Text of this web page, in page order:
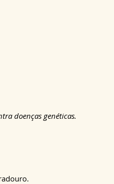
doenças genéticas.